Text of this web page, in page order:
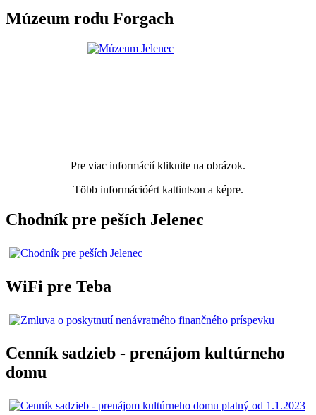
Múzeum rodu Forgach
Pre viac informácií kliknite na obrázok.
Több információért kattintson a képre.
Chodník pre peších Jelenec
WiFi pre Teba
Cenník sadzieb - prenájom kultúrneho
domu